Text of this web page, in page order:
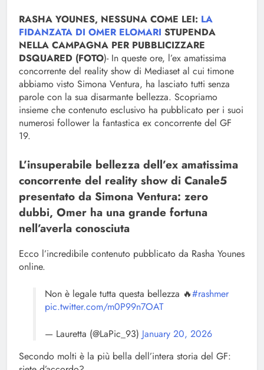
RASHA YOUNES, NESSUNA COME LEI: LA
FIDANZATA DI OMER ELOMARI STUPENDA
NELLA CAMPAGNA PER PUBBLICIZZARE
DSQUARED (FOTO)- In queste ore, l’ex amatissima
concorrente del reality show di Mediaset al cui timone
abbiamo visto Simona Ventura, ha lasciato tutti senza
parole con la sua disarmante bellezza. Scopriamo
insieme che contenuto esclusivo ha pubblicato per i suoi
numerosi follower la fantastica ex concorrente del GF
19.
L’insuperabile bellezza dell’ex amatissima
concorrente del reality show di Canale5
presentato da Simona Ventura: zero
dubbi, Omer ha una grande fortuna
nell’averla conosciuta
Ecco l’incredibile contenuto pubblicato da Rasha Younes
online.
Non è legale tutta questa bellezza 🔥#rashmer
pic.twitter.com/m0P99n7OAT
— Lauretta (@LaPic_93) January 20, 2026
Secondo molti è la più bella dell’intera storia del GF: